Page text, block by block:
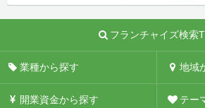
フランチャイズ検索
業種から探す 地域
開業資金から探す テー